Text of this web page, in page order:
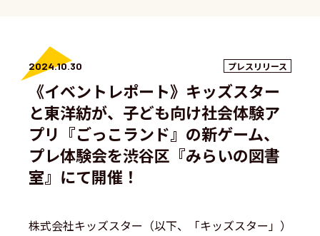
2024.10.30 プレスリリース
《イベントレポート》キッズスター
と東洋紡が、子ども向け社会体験ア
プリ『ごっこランド』の新ゲーム、
プレ体験会を渋谷区『みらいの図書
室』にて開催！
株式会社キッズスター（以下、「キッズスター」）